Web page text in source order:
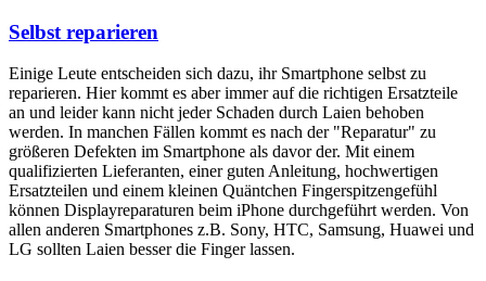
Selbst reparieren
Einige Leute entscheiden sich dazu, ihr Smartphone selbst zu
reparieren. Hier kommt es aber immer auf die richtigen Ersatzteile
an und leider kann nicht jeder Schaden durch Laien behoben
werden. In manchen Fällen kommt es nach der "Reparatur" zu
größeren Defekten im Smartphone als davor der. Mit einem
qualifizierten Lieferanten, einer guten Anleitung, hochwertigen
Ersatzteilen und einem kleinen Quäntchen Fingerspitzengefühl
können Displayreparaturen beim iPhone durchgeführt werden. Von
allen anderen Smartphones z.B. Sony, HTC, Samsung, Huawei und
LG sollten Laien besser die Finger lassen.